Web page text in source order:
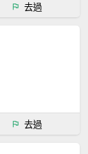
去過
去過